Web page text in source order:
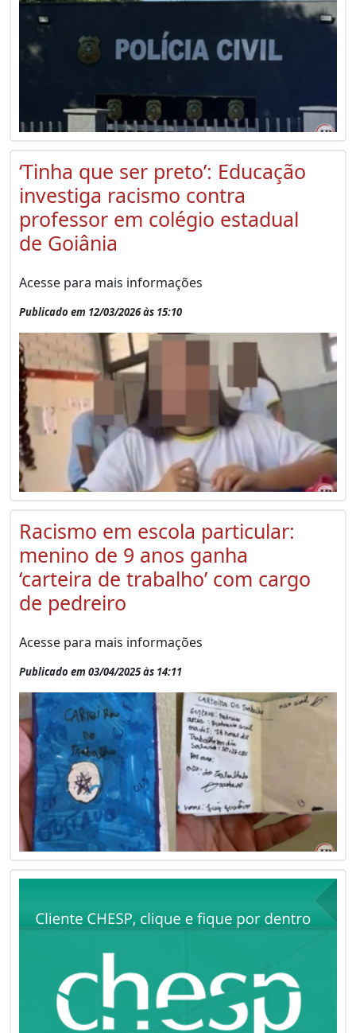
‘Tinha que ser preto’: Educação
investiga racismo contra
professor em colégio estadual
de Goiânia
Acesse para mais informações
Publicado em 12/03/2026 às 15:10
Racismo em escola particular:
menino de 9 anos ganha
‘carteira de trabalho’ com cargo
de pedreiro
Acesse para mais informações
Publicado em 03/04/2025 às 14:11